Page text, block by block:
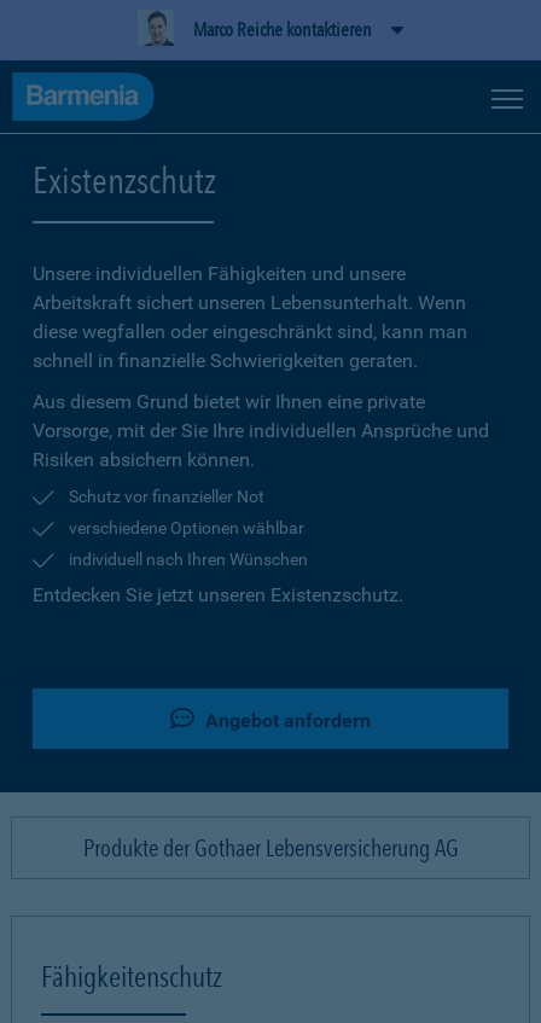
Marco Reiche kontaktieren
Existenzschutz
Unsere individuellen Fähigkeiten und unsere
Arbeitskraft sichert unseren Lebensunterhalt. Wenn
diese wegfallen oder eingeschränkt sind, kann man
schnell in finanzielle Schwierigkeiten geraten.
Aus diesem Grund bietet wir Ihnen eine private
Vorsorge, mit der Sie Ihre individuellen Ansprüche und
Risiken absichern können.
Schutz vor finanzieller Not
verschiedene Optionen wählbar
individuell nach Ihren Wünschen
Entdecken Sie jetzt unseren Existenzschutz.
Angebot anfordern
Produkte der Gothaer Lebensversicherung AG
Fähigkeitenschutz